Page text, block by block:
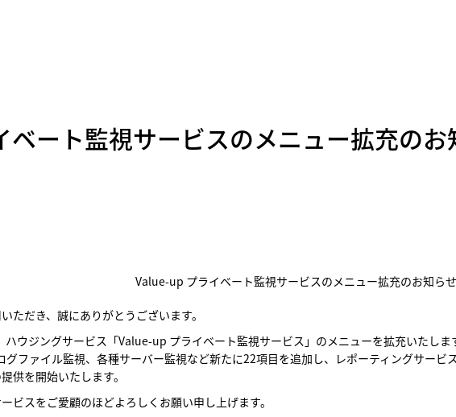
ート監視サービスのメニュー拡充のお
Value-up プライベート監視サービスのメニュー拡充のお知らせ
ただき、誠にありがとうございます。
ウジングサービス「Value-up プライベート監視サービス」のメニューを拡充いたしま
グファイル監視、各種サーバー監視など新たに22項目を追加し、レポーティングサー
供を開始いたします。
ビスをご愛顧のほどよろしくお願い申し上げます。